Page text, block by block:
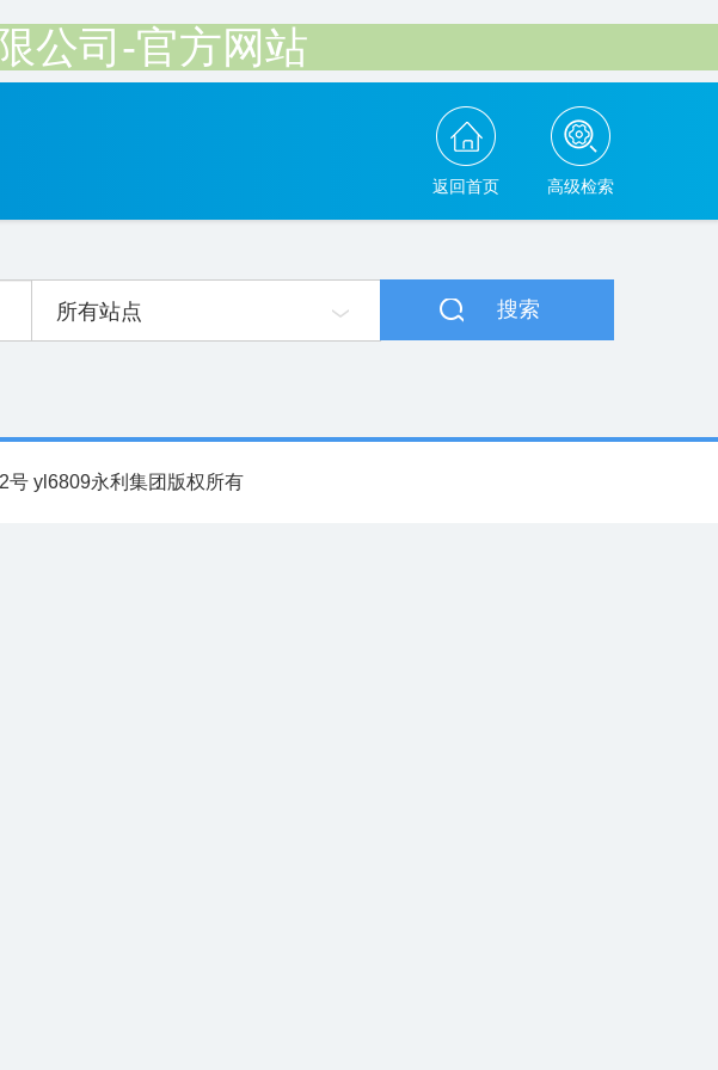
公司-官方网站
返回首页 高级检索
所有站点 搜索
号 yl6809永利集团版权所有